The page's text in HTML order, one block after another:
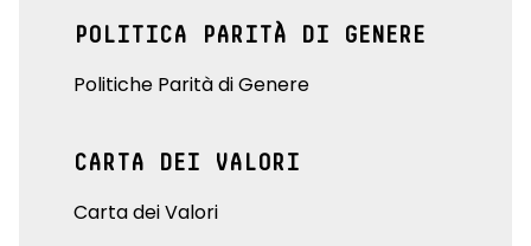
POLITICA PARITÀ DI GENERE
Politiche Parità di Genere
CARTA DEI VALORI
Carta dei Valori